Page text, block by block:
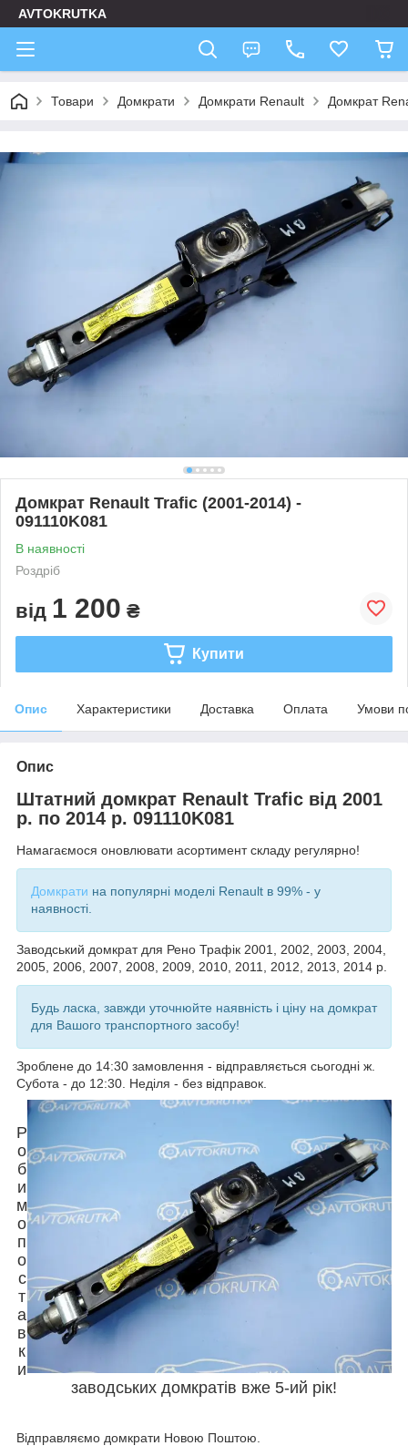
AVTOKRUTKA
Товари Домкрати Домкрати Renault Домкрат
Домкрат Renault Trafic (2001-2014) -
091110K081
В наявності
Роздріб
від 1 200 ₴
Купити
Опис Характеристики Доставка Оплата Умови
Опис
Штатний домкрат Renault Trafic від 2001
р. по 2014 р. 091110K081
Намагаємося оновлювати асортимент складу регулярно!
Домкрати на популярні моделі Renault в 99% - у
наявності.
Заводський домкрат для Рено Трафік 2001, 2002, 2003, 2004,
2005, 2006, 2007, 2008, 2009, 2010, 2011, 2012, 2013, 2014 р.
Будь ласка, завжди уточнюйте наявність і ціну на домкрат
для Вашого транспортного засобу!
Зроблене до 14:30 замовлення - відправляється сьогодні ж.
Субота - до 12:30. Неділя - без відправок.
Р
о
б
и
м
о
п
о
с
т
а
в
к
и
заводських домкратів вже 5-ий рік!
Відправляємо домкрати Новою Поштою.